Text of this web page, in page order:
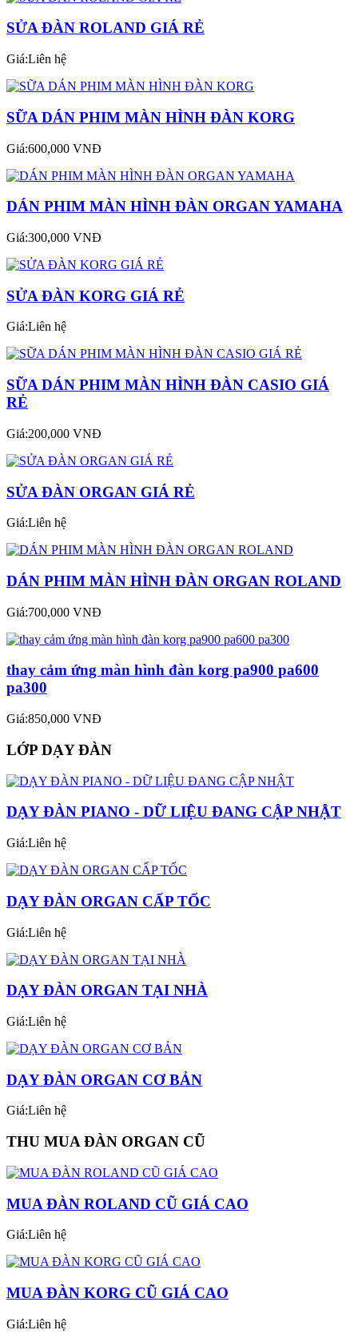
SỬA ĐÀN ROLAND GIÁ RẺ
Giá:Liên hệ
SỮA DÁN PHIM MÀN HÌNH ĐÀN KORG
Giá:600,000 VNĐ
DÁN PHIM MÀN HÌNH ĐÀN ORGAN YAMAHA
Giá:300,000 VNĐ
SỬA ĐÀN KORG GIÁ RẺ
Giá:Liên hệ
SỮA DÁN PHIM MÀN HÌNH ĐÀN CASIO GIÁ
RẺ
Giá:200,000 VNĐ
SỬA ĐÀN ORGAN GIÁ RẺ
Giá:Liên hệ
DÁN PHIM MÀN HÌNH ĐÀN ORGAN ROLAND
Giá:700,000 VNĐ
thay cảm ứng màn hình đàn korg pa900 pa600
pa300
Giá:850,000 VNĐ
LỚP DẠY ĐÀN
DẠY ĐÀN PIANO - DỮ LIỆU ĐANG CẬP NHẬT
Giá:Liên hệ
DẠY ĐÀN ORGAN CẤP TỐC
Giá:Liên hệ
DẠY ĐÀN ORGAN TẠI NHÀ
Giá:Liên hệ
DẠY ĐÀN ORGAN CƠ BẢN
Giá:Liên hệ
THU MUA ĐÀN ORGAN CŨ
MUA ĐÀN ROLAND CŨ GIÁ CAO
Giá:Liên hệ
MUA ĐÀN KORG CŨ GIÁ CAO
Giá:Liên hệ